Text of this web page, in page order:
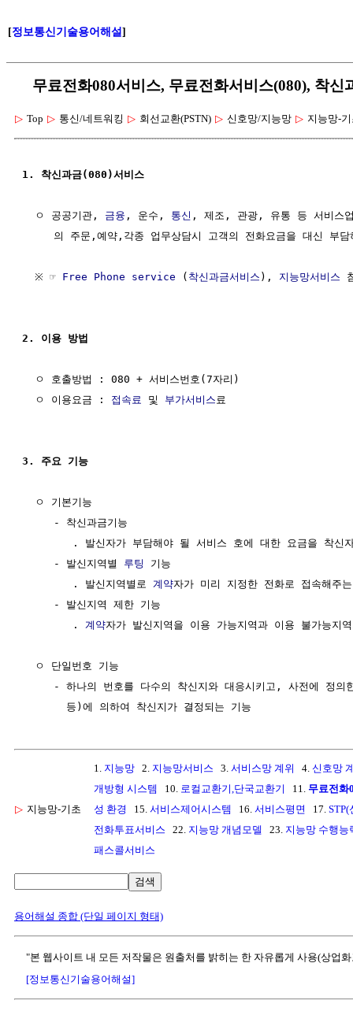
[정보통신기술용어해설]
무료전화080서비스, 무료전화서비스(080), 착신
▷ Top ▷ 통신/네트워킹 ▷ 회선교환(PSTN) ▷ 신호망/지능망 ▷ 지능망-
1. 착신과금(080)서비스
  ㅇ 공공기관,
금융 , 운수, 통신 , 제조, 관광, 유통 등 서비스
의 주문,예약,각종 업무상담시 고객의 전화요금을 대신 부담
  ※ ☞
Free Phone service ( 착신과금서비스 ), 지능망서비스
2. 이용 방법
  ㅇ 호출방법 : 080 + 서비스번호(7자리)
  ㅇ 이용요금 :
접속료 및 부가서비스 료
3. 주요 기능
  ㅇ 기본기능
     - 착신과금기능
. 발신자가 부담해야 될 서비스 호에 대한 요금을 착신
     - 발신지역별
루팅
기능
        . 발신지역별로
계약자가 미리 지정한 전화로 접속해주
     - 발신지역 제한 기능
        .
계약자가 발신지역을 이용 가능지역과 이용 불가능지
  ㅇ 단일번호 기능
- 하나의 번호를 다수의 착신지와 대응시키고, 사전에 정의
▷ 지능망-기초
1. 지능망 2. 지능망서비스 3. 서비스망 계위 4. 신호망
개방형 시스템
10. 로컬교환기,단국교환기 11. 무료전화
성 환경
15. 서비스제어시스템 16. 서비스평면 17.
전화투표서비스 22. 지능망 개념모델 23. 지능망 수행능
패스콜서비스
검색
용어해설 종합 (단일 페이지 형태)
"본 웹사이트 내 모든 저작물은 원출처를 밝히는 한 자유롭게 사용(상업
[정보통신기술용어해설]